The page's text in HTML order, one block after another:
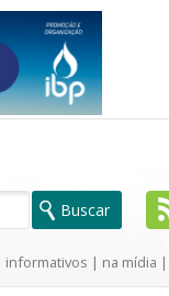
informativos | na mídia |